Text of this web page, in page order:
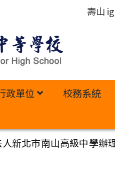
壽山
政單位 校務系統
新北市南山高級中學